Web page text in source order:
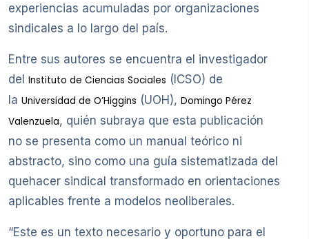
experiencias acumuladas por organizaciones
sindicales a lo largo del país.
Entre sus autores se encuentra el investigador
del Instituto de Ciencias Sociales (ICSO) de
la Universidad de O’Higgins (UOH), Domingo Pérez
Valenzuela, quién subraya que esta publicación
no se presenta como un manual teórico ni
abstracto, sino como una guía sistematizada del
quehacer sindical transformado en orientaciones
aplicables frente a modelos neoliberales.
“Este es un texto necesario y oportuno para el